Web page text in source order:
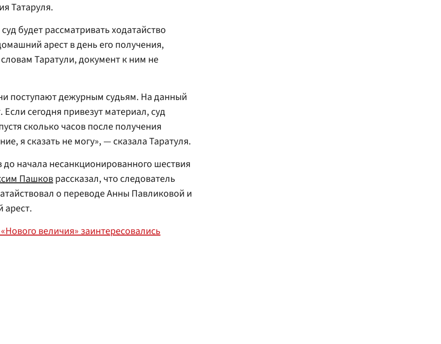
Татаруля.
будет рассматривать ходатайство
арест в день его получения,
Таратули, документ к ним не
поступают дежурным судьям. На данный
сегодня привезут материал, суд
сколько часов после получения
я сказать не могу», — сказала Таратуля.
до начала несанкционированного шествия
Пашковрассказал, что следователь
о переводе Анны Павликовой и
величия» заинтересовались